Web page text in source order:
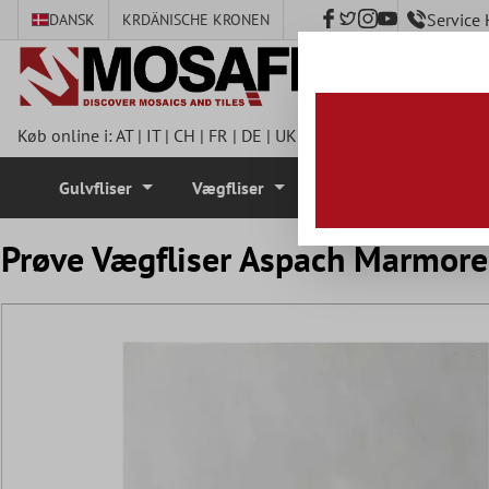
DANSK KRDÄNISCHE KRONEN
Køb online i:AT| IT| CH | FR | DE | UK
Gulvfliser Vægfliser
Prøve Vægfliser Aspach